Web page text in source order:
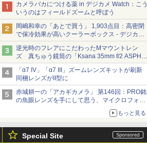
カメラバカにつける薬 in デジカメ Watch：こう
いうのはフィールドズームと呼ぼう
岡嶋和幸の「あとで買う」 1,903点目：高密閉
で保冷効果が高いクーラーボックス - デジカメ
Watch
逆光時のフレアにこだわったMマウントレン
ズ 真ちゅう鏡筒の「Ksana 35mm f/2 ASPH.
シルバークローム」
「α7 IV」「α7 III」ズームレンズキットが刷新
同梱レンズがII型に
赤城耕一の「アカギカメラ」 第146回：PRO銘
の魚眼レンズを手にして思う、マイクロフォー
もっと見る
Special Site